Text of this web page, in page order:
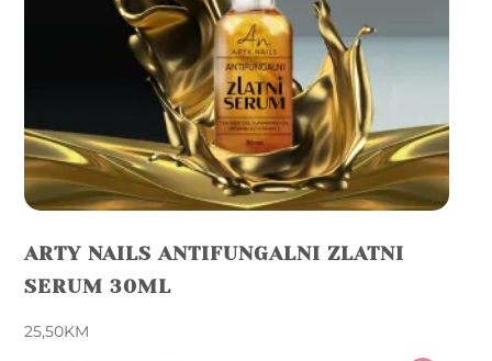
ARTY NAILS ANTIFUNGALNI ZLATNI
SERUM 30ML
25,50KM